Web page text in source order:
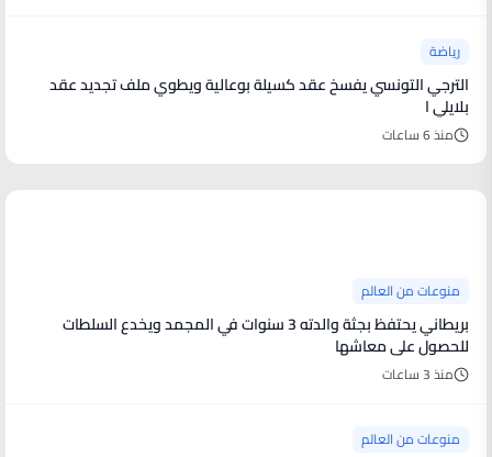
رياضة
الترجي التونسي يفسخ عقد كسيلة بوعالية ويطوي ملف تجديد عقد
بلايلي ا
منذ 6 ساعات
منوعات من العالم
بريطاني يحتفظ بجثة والدته 3 سنوات في المجمد ويخدع السلطات
للحصول على معاشها
منذ 3 ساعات
منوعات من العالم